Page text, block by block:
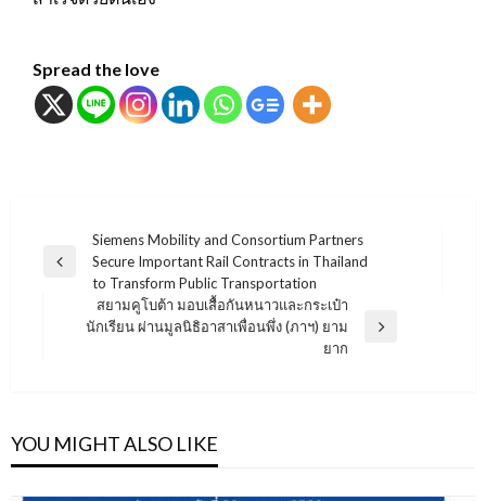
Spread the love
แนะแนว
เรื่อง
Previous
Siemens Mobility and Consortium Partners
Secure Important Rail Contracts in Thailand
to Transform Public Transportation
Next
สยามคูโบต้า มอบเสื้อกันหนาวและกระเป๋า
นักเรียน ผ่านมูลนิธิอาสาเพื่อนพึ่ง (ภาฯ) ยาม
ยาก
YOU MIGHT ALSO LIKE